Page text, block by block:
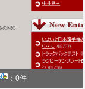
：0件